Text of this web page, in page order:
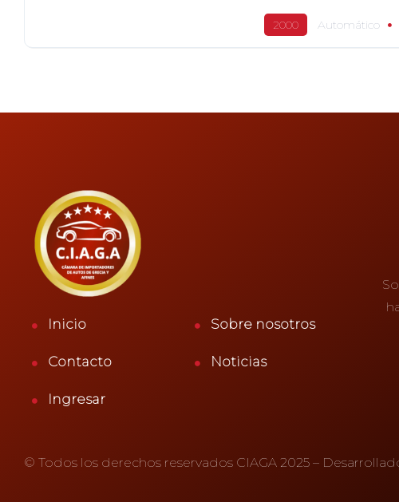
2000 Automático
Inicio Sobre nosotros
Contacto Noticias
Ingresar
© Todos los derechos reservados CIAGA 2025 –